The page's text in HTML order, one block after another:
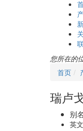
您所在的
首页
瑞卢
别
英